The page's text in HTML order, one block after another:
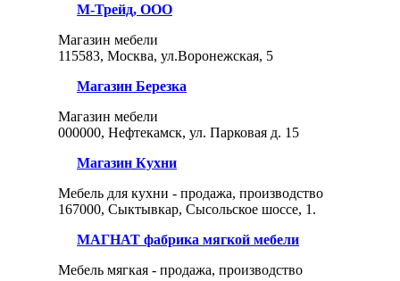
М-Трейд, ООО
Магазин мебели
115583, Москва, ул.Воронежская, 5
Магазин Березка
Магазин мебели
000000, Нефтекамск, ул. Парковая д. 15
Магазин Кухни
Мебель для кухни - продажа, производство
167000, Сыктывкар, Сысольское шоссе, 1.
МАГНАТ фабрика мягкой мебели
Мебель мягкая - продажа, производство